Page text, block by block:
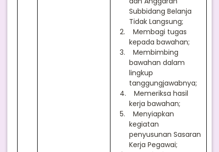
Subbidang Belanja
Tidak Langsung;
2.
Membagi tugas
kepada bawahan;
3.
Membimbing
bawahan dalam
lingkup
tanggungjawabnya;
4.
Memeriksa hasil
kerja bawahan;
5.
Menyiapkan
kegiatan
penyusunan Sasaran
Kerja Pegawai;